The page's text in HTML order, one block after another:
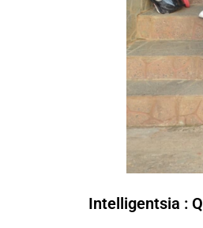
Intelligentsia :